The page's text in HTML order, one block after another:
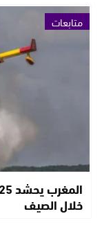
متابعات
خلال الصيف